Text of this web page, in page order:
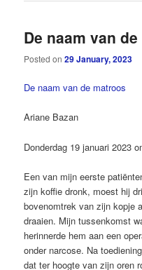
De naam van
Posted on29 January, 2023
De naam van de matroos
Ariane Bazan
Donderdag 19 januari 2023
Een van mijn eerste
zijn koffie dronk, moest hij
bovenomtrek van zijn kopje
draaien. Mijn tussenkomst
herinnerde hem aan een
onder narcose. Na
dat ter hoogte van zijn oren